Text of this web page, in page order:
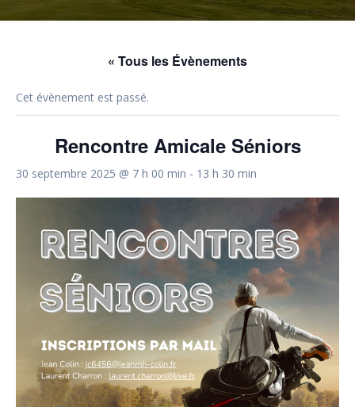
« Tous les Évènements
Cet évènement est passé.
Rencontre Amicale Séniors
30 septembre 2025 @ 7 h 00 min - 13 h 30 min